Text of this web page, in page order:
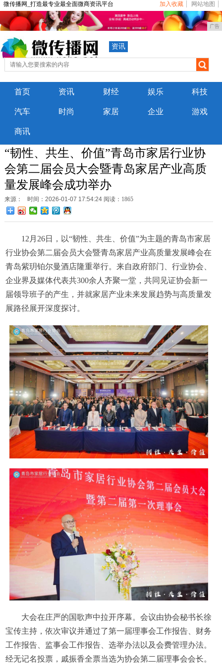
微传播网_打造最专业最全面微商资讯平台 加入收藏 网站地图
广告
资讯
首页 资讯 财经 娱乐 科技
汽车 时尚 家居 企业 游戏
商讯
“韧性、共生、价值”青岛市家居行业协
会第二届会员大会暨青岛家居产业高质
量发展峰会成功举办
来源： 时间：2026-01-07 17:54:24 阅读：1865
12月26日，以“韧性、共生、价值”为主题的青岛市家居
行业协会第二届会员大会暨青岛家居产业高质量发展峰会在
青岛紫玥铂尔曼酒店隆重举行。来自政府部门、行业协会、
企业界及媒体代表共300余人齐聚一堂，共同见证协会新一
届领导班子的产生，并就家居产业未来发展趋势与高质量发
展路径展开深度探讨。
大会在庄严的国歌声中拉开序幕。会议由协会秘书长徐
宝传主持，依次审议并通过了第一届理事会工作报告、财务
工作报告、监事会工作报告、选举办法以及会费管理办法。
经无记名投票，戚振香全票当选为协会第二届理事会会长。